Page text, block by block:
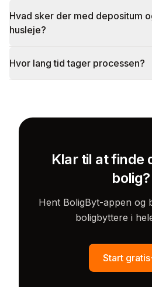
Hvad sker der med depositum
husleje?
Hvor lang tid tager processen?
Klar til at finde
bolig?
Hent BoligByt-appen og
boligbyttere i
Start gratis